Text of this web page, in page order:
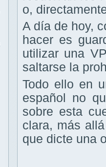
o,
A día de hoy,
hacer es
utilizar una
saltarse la
Todo ello en
español no
sobre esta
clara, más
que dicte una